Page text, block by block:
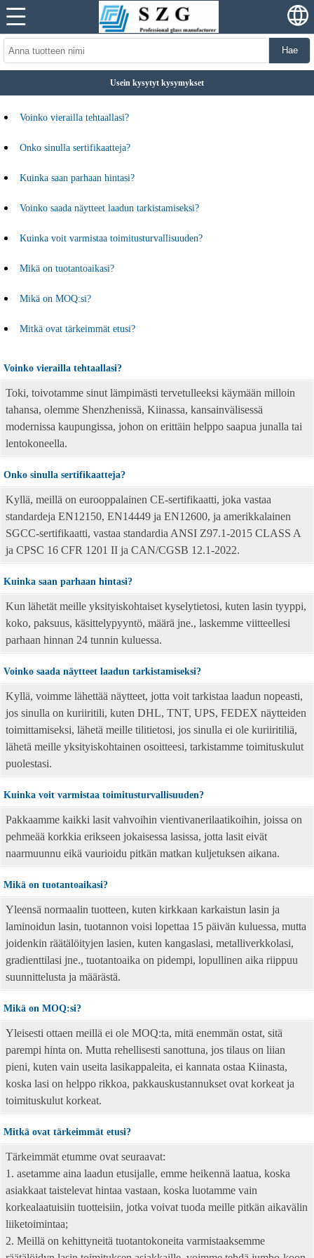
Hae
Usein kysytyt kysymykset
Voinko vierailla tehtaallasi?
Onko sinulla sertifikaatteja?
Kuinka saan parhaan hintasi?
Voinko saada näytteet laadun tarkistamiseksi?
Kuinka voit varmistaa toimitusturvallisuuden?
Mikä on tuotantoaikasi?
Mikä on MOQ:si?
Mitkä ovat tärkeimmät etusi?
Voinko vierailla tehtaallasi?
Toki, toivotamme sinut lämpimästi tervetulleeksi käymään milloin
tahansa, olemme Shenzhenissä, Kiinassa, kansainvälisessä
modernissa kaupungissa, johon on erittäin helppo saapua junalla tai
lentokoneella.
Onko sinulla sertifikaatteja?
Kyllä, meillä on eurooppalainen CE-sertifikaatti, joka vastaa
standardeja EN12150, EN14449 ja EN12600, ja amerikkalainen
SGCC-sertifikaatti, vastaa standardia ANSI Z97.1-2015 CLASS A
ja CPSC 16 CFR 1201 II ja CAN/CGSB 12.1-2022.
Kuinka saan parhaan hintasi?
Kun lähetät meille yksityiskohtaiset kyselytietosi, kuten lasin tyyppi,
koko, paksuus, käsittelypyyntö, määrä jne., laskemme viitteellesi
parhaan hinnan 24 tunnin kuluessa.
Voinko saada näytteet laadun tarkistamiseksi?
Kyllä, voimme lähettää näytteet, jotta voit tarkistaa laadun nopeasti,
jos sinulla on kuriiritili, kuten DHL, TNT, UPS, FEDEX näytteiden
toimittamiseksi, lähetä meille tilitietosi, jos sinulla ei ole kuriiritiliä,
lähetä meille yksityiskohtainen osoitteesi, tarkistamme toimituskulut
puolestasi.
Kuinka voit varmistaa toimitusturvallisuuden?
Pakkaamme kaikki lasit vahvoihin vientivanerilaatikoihin, joissa on
pehmeää korkkia erikseen jokaisessa lasissa, jotta lasit eivät
naarmuunnu eikä vaurioidu pitkän matkan kuljetuksen aikana.
Mikä on tuotantoaikasi?
Yleensä normaalin tuotteen, kuten kirkkaan karkaistun lasin ja
laminoidun lasin, tuotannon voisi lopettaa 15 päivän kuluessa, mutta
joidenkin räätälöityjen lasien, kuten kangaslasi, metalliverkkolasi,
gradienttilasi jne., tuotantoaika on pidempi, lopullinen aika riippuu
suunnittelusta ja määrästä.
Mikä on MOQ:si?
Yleisesti ottaen meillä ei ole MOQ:ta, mitä enemmän ostat, sitä
parempi hinta on. Mutta rehellisesti sanottuna, jos tilaus on liian
pieni, kuten vain useita lasikappaleita, ei kannata ostaa Kiinasta,
koska lasi on helppo rikkoa, pakkauskustannukset ovat korkeat ja
toimituskulut korkeat.
Mitkä ovat tärkeimmät etusi?
Tärkeimmät etumme ovat seuraavat:
1. asetamme aina laadun etusijalle, emme heikennä laatua, koska
asiakkaat taistelevat hintaa vastaan, koska luotamme vain
korkealaatuisiin tuotteisiin, jotka voivat tuoda meille pitkän aikavälin
liiketoimintaa;
2. Meillä on kehittyneitä tuotantokoneita varmistaaksemme